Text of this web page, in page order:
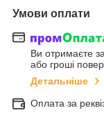
Умови оплати
Ви отримаєте
або гроші
Детальніше
Оплата за